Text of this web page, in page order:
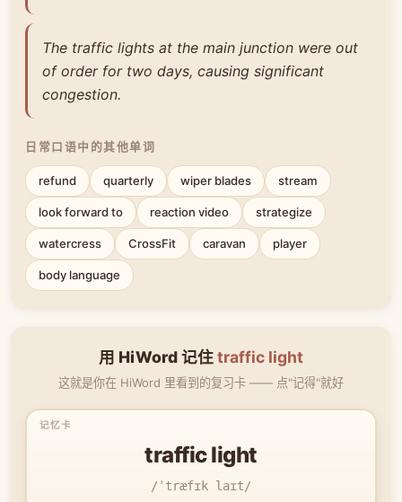
The traffic lights at the main junction were out
of order for two days, causing significant
congestion.
日常口语中的其他单词
refund quarterly wiper blades stream
look forward to reaction video strategize
watercress CrossFit caravan player
body language
用 HiWord 记住traffic light
这就是你在 HiWord 里看到的复习卡 —— 点"记得"就好
traffic light
/ˈtræfɪk laɪt/